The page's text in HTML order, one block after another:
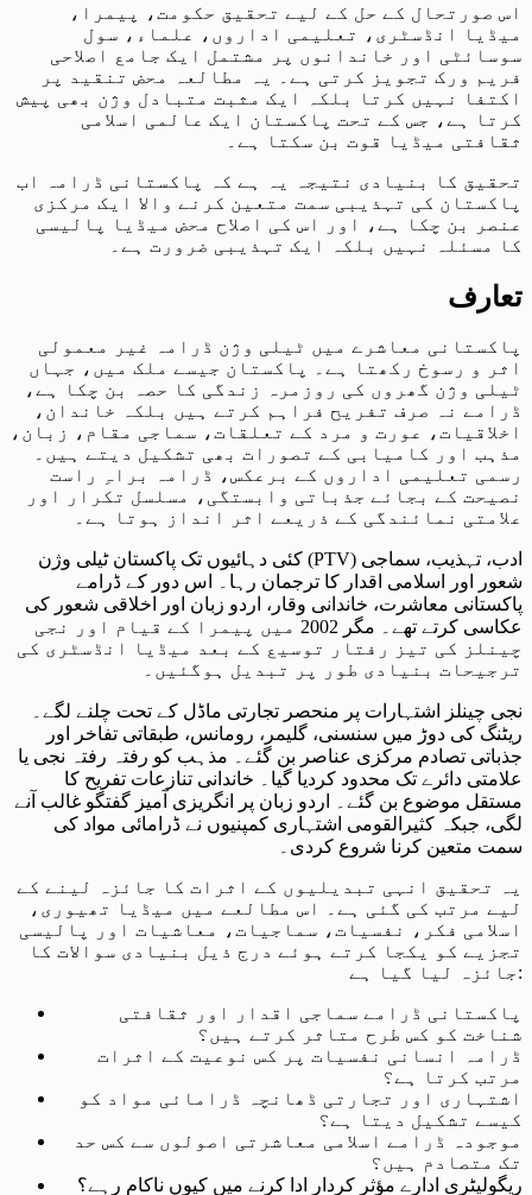
اس صورتحال کے حل کے لیے تحقیق حکومت، پیمرا،
میڈیا انڈسٹری، تعلیمی اداروں، علماء، سول
سوسائٹی اور خاندانوں پر مشتمل ایک جامع اصلاحی
فریم ورک تجویز کرتی ہے۔ یہ مطالعہ محض تنقید پر
اکتفا نہیں کرتا بلکہ ایک مثبت متبادل وژن بھی پیش
کرتا ہے، جس کے تحت پاکستان ایک عالمی اسلامی
ثقافتی میڈیا قوت بن سکتا ہے۔
تحقیق کا بنیادی نتیجہ یہ ہے کہ پاکستانی ڈرامہ اب
پاکستان کی تہذیبی سمت متعین کرنے والا ایک مرکزی
عنصر بن چکا ہے، اور اس کی اصلاح محض میڈیا پالیسی
کا مسئلہ نہیں بلکہ ایک تہذیبی ضرورت ہے۔
تعارف
پاکستانی معاشرے میں ٹیلی وژن ڈرامہ غیر معمولی
اثر و رسوخ رکھتا ہے۔ پاکستان جیسے ملک میں، جہاں
ٹیلی وژن گھروں کی روزمرہ زندگی کا حصہ بن چکا ہے،
ڈرامے نہ صرف تفریح فراہم کرتے ہیں بلکہ خاندان،
اخلاقیات، عورت و مرد کے تعلقات، سماجی مقام، زبان،
مذہب اور کامیابی کے تصورات بھی تشکیل دیتے ہیں۔
رسمی تعلیمی اداروں کے برعکس، ڈرامہ براہِ راست
نصیحت کے بجائے جذباتی وابستگی، مسلسل تکرار اور
علامتی نمائندگی کے ذریعے اثر انداز ہوتا ہے۔
کئی دہائیوں تک پاکستان ٹیلی وژن (PTV) ادب، تہذیب، سماجی
شعور اور اسلامی اقدار کا ترجمان رہا۔ اس دور کے ڈرامے
پاکستانی معاشرت، خاندانی وقار، اردو زبان اور اخلاقی شعور کی
عکاسی کرتے تھے۔ مگر 2002 میں پیمرا کے قیام اور نجی
چینلز کی تیز رفتار توسیع کے بعد میڈیا انڈسٹری کی
ترجیحات بنیادی طور پر تبدیل ہوگئیں۔
نجی چینلز اشتہارات پر منحصر تجارتی ماڈل کے تحت چلنے لگے۔
ریٹنگ کی دوڑ میں سنسنی، گلیمر، رومانس، طبقاتی تفاخر اور
جذباتی تصادم مرکزی عناصر بن گئے۔ مذہب کو رفتہ رفتہ نجی یا
علامتی دائرے تک محدود کردیا گیا۔ خاندانی تنازعات تفریح کا
مستقل موضوع بن گئے۔ اردو زبان پر انگریزی آمیز گفتگو غالب آنے
لگی، جبکہ کثیرالقومی اشتہاری کمپنیوں نے ڈرامائی مواد کی
سمت متعین کرنا شروع کردی۔
یہ تحقیق انہی تبدیلیوں کے اثرات کا جائزہ لینے کے
لیے مرتب کی گئی ہے۔ اس مطالعے میں میڈیا تھیوری،
اسلامی فکر، نفسیات، سماجیات، معاشیات اور پالیسی
تجزیے کو یکجا کرتے ہوئے درج ذیل بنیادی سوالات کا
جائزہ لیا گیا ہے:
پاکستانی ڈرامے سماجی اقدار اور ثقافتی
شناخت کو کس طرح متاثر کرتے ہیں؟
ڈرامہ انسانی نفسیات پر کس نوعیت کے اثرات
مرتب کرتا ہے؟
اشتہاری اور تجارتی ڈھانچہ ڈرامائی مواد کو
کیسے تشکیل دیتا ہے؟
موجودہ ڈرامے اسلامی معاشرتی اصولوں سے کس حد
تک متصادم ہیں؟
ریگولیٹری ادارے مؤثر کردار ادا کرنے میں کیوں ناکام رہے؟